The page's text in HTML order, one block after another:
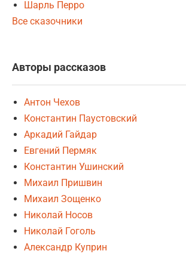
Шарль Перро
Все сказочники
Авторы рассказов
Антон Чехов
Константин Паустовский
Аркадий Гайдар
Евгений Пермяк
Константин Ушинский
Михаил Пришвин
Михаил Зощенко
Николай Носов
Николай Гоголь
Александр Куприн